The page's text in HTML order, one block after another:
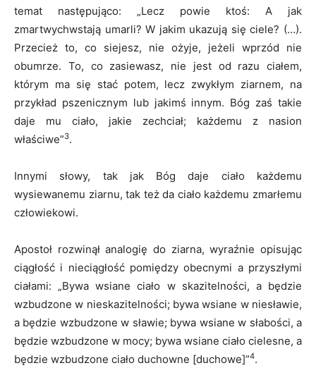
temat następująco: „Lecz powie ktoś: A jak
zmartwychwstają umarli? W jakim ukazują się ciele? (…).
Przecież to, co siejesz, nie ożyje, jeżeli wprzód nie
obumrze. To, co zasiewasz, nie jest od razu ciałem,
którym ma się stać potem, lecz zwykłym ziarnem, na
przykład pszenicznym lub jakimś innym. Bóg zaś takie
daje mu ciało, jakie zechciał; każdemu z nasion
właściwe”3.
Innymi słowy, tak jak Bóg daje ciało każdemu
wysiewanemu ziarnu, tak też da ciało każdemu zmarłemu
człowiekowi.
Apostoł rozwinął analogię do ziarna, wyraźnie opisując
ciągłość i nieciągłość pomiędzy obecnymi a przyszłymi
ciałami: „Bywa wsiane ciało w skazitelności, a będzie
wzbudzone w nieskazitelności; bywa wsiane w niesławie,
a będzie wzbudzone w sławie; bywa wsiane w słabości, a
będzie wzbudzone w mocy; bywa wsiane ciało cielesne, a
będzie wzbudzone ciało duchowne [duchowe]”4.